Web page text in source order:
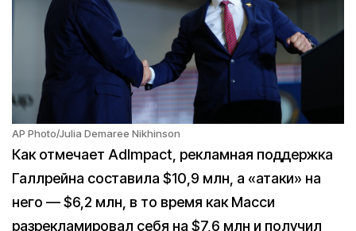
AP Photo/Julia Demaree Nikhinson
Как отмечает AdImpact, рекламная поддержка
Галлрейна составила $10,9 млн, а «атаки» на
него — $6,2 млн, в то время как Масси
разрекламировал себя на $7,6 млн и получил